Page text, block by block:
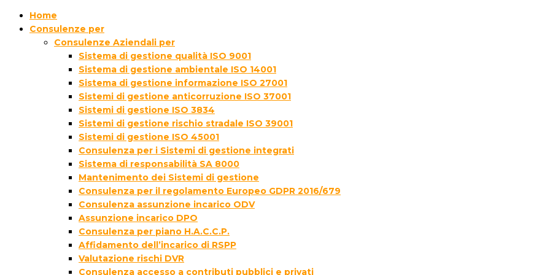
Home
Consulenze per
Consulenze Aziendali per
Sistema di gestione qualità ISO 9001
Sistema di gestione ambientale ISO 14001
Sistema di gestione informazione ISO 27001
Sistemi di gestione anticorruzione ISO 37001
Sistemi di gestione ISO 3834
Sistemi di gestione rischio stradale ISO 39001
Sistemi di gestione ISO 45001
Consulenza per i Sistemi di gestione integrati
Sistema di responsabilità SA 8000
Mantenimento dei Sistemi di gestione
Consulenza per il regolamento Europeo GDPR 2016/679
Consulenza assunzione incarico ODV
Assunzione incarico DPO
Consulenza per piano H.A.C.C.P.
Affidamento dell’incarico di RSPP
Valutazione rischi DVR
Consulenza accesso a contributi pubblici e privati